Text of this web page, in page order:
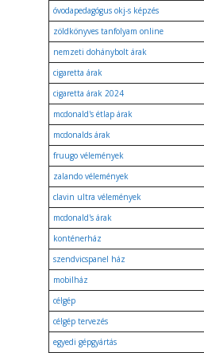
óvodapedagógus okj-s képzés
zöldkönyves tanfolyam online
nemzeti dohánybolt árak
cigaretta árak
cigaretta árak 2024
mcdonald's étlap árak
mcdonalds árak
fruugo vélemények
zalando vélemények
clavin ultra vélemények
mcdonald's árak
konténerház
szendvicspanel ház
mobilház
célgép
célgép tervezés
egyedi gépgyártás